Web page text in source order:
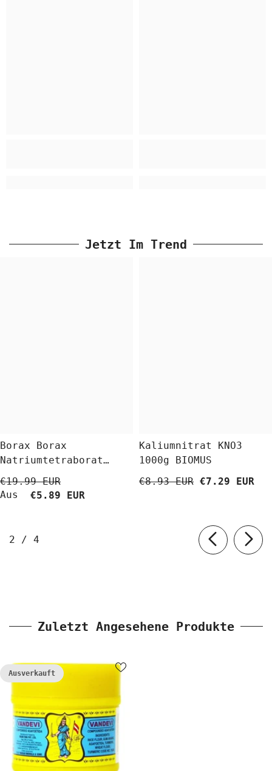
Jetzt Im Trend
Borax Borax
Natriumtetraborat
Decahydrat 5 Kg
BioLaboratorium
€19.99 EUR
Aus
€5.89 EUR
Kaliumnitrat KNO3
1000g BIOMUS
€8.93 EUR €7.29 EUR
2 / von
4
Zuletzt Angesehene Produkte
Ausverkauft